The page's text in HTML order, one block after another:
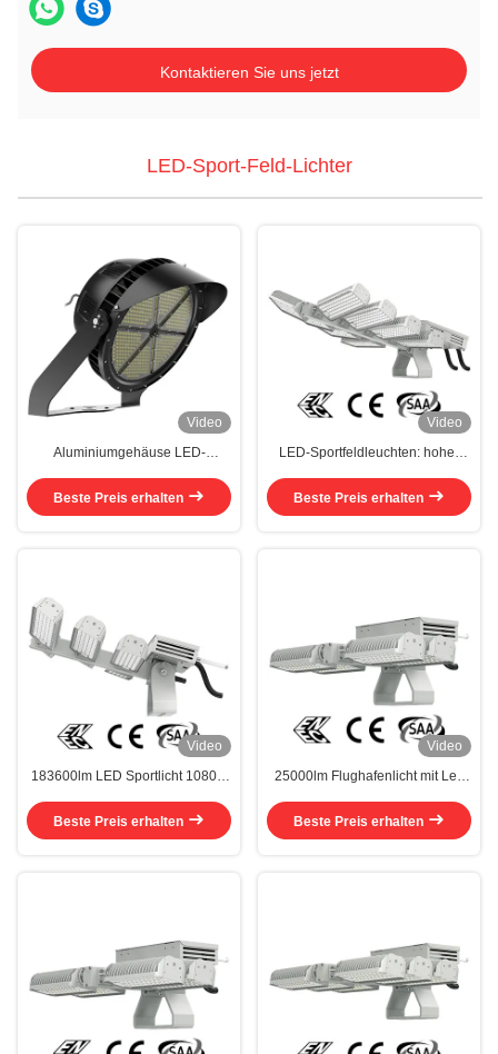
Kontaktieren Sie uns jetzt
LED-Sport-Feld-Lichter
Video
Aluminiumgehäuse LED-
mit hoher Leuchtleistung
Beste Preis erhalten
Video
LED-Sportfeldleuchten: hoher
Stromverbrauch
Beste Preis erhalten
Video
183600lm LED Sportlicht 1080w
Beste Preis erhalten
Video
25000lm Flughafenlicht mit Led
Beste Preis erhalten